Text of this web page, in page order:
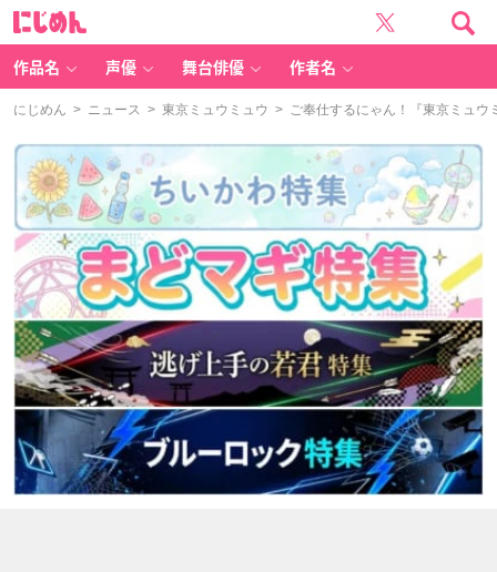
作品名 声優 舞台俳優 作者名
にじめん > ニュース > 東京ミュウミュウ > ご奉仕するにゃん！『東京ミュウ